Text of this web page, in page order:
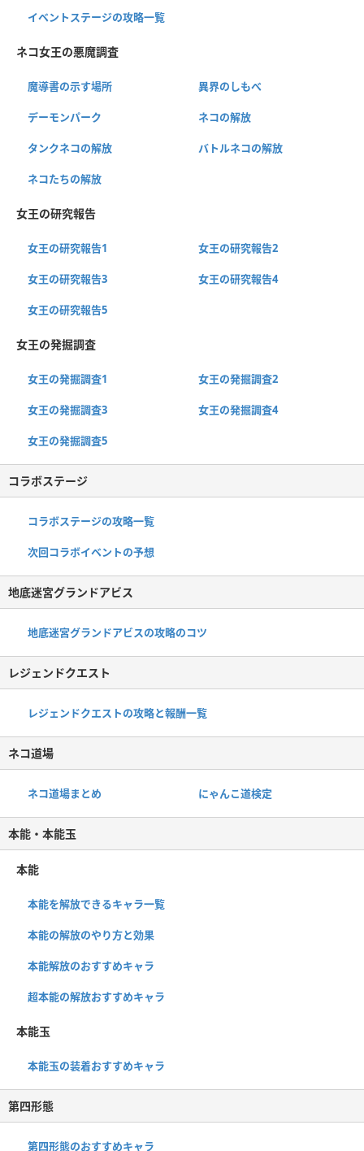
イベントステージの攻略一覧
ネコ女王の悪魔調査
魔導書の示す場所 異界のしもべ
デーモンパーク ネコの解放
タンクネコの解放 バトルネコの解放
ネコたちの解放
女王の研究報告
女王の研究報告1 女王の研究報告2
女王の研究報告3 女王の研究報告4
女王の研究報告5
女王の発掘調査
女王の発掘調査1 女王の発掘調査2
女王の発掘調査3 女王の発掘調査4
女王の発掘調査5
コラボステージ
コラボステージの攻略一覧
次回コラボイベントの予想
地底迷宮グランドアビス
地底迷宮グランドアビスの攻略のコツ
レジェンドクエスト
レジェンドクエストの攻略と報酬一覧
ネコ道場
ネコ道場まとめ にゃんこ道検定
本能・本能玉
本能
本能を解放できるキャラ一覧
本能の解放のやり方と効果
本能解放のおすすめキャラ
超本能の解放おすすめキャラ
本能玉
本能玉の装着おすすめキャラ
第四形態
第四形態のおすすめキャラ